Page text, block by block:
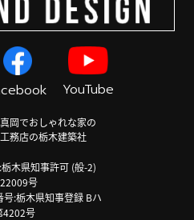
YouTube
岡でおしゃれな家の
務店の栃木建築社
木県知事許可 (般-2)
号
:栃木県知事登録 Bハ
4202号